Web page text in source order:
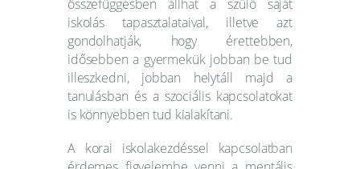
összefüggésben állhat a szülő saját
iskolás tapasztalataival, illetve azt
gondolhatják, hogy érettebben,
idősebben a gyermekük jobban be tud
illeszkedni, jobban helytáll majd a
tanulásban és a szociális kapcsolatokat
is könnyebben tud kialakítani.
A korai iskolakezdéssel kapcsolatban